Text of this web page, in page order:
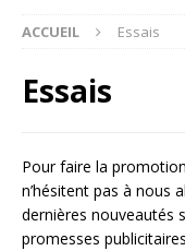
ACCUEIL Essais
Essais
Pour faire la
n’hésitent pas à nous
dernières nouveautés
promesses